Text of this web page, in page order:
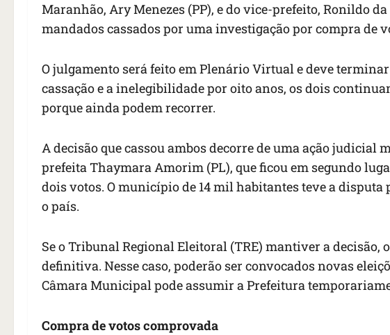
Maranhão, Ary Menezes (PP), e do vice-prefeito, Ronildo
mandados cassados por uma investigação por compra de
O julgamento será feito em Plenário Virtual e deve
cassação e a inelegibilidade por oito anos, os dois
porque ainda podem recorrer.
A decisão que cassou ambos decorre de uma ação judicial
prefeita Thaymara Amorim (PL), que ficou em segundo
dois votos. O município de 14 mil habitantes teve a
o país.
Se o Tribunal Regional Eleitoral (TRE) mantiver a decisão,
definitiva. Nesse caso, poderão ser convocados novas
Câmara Municipal pode assumir a Prefeitura
Compra de votos comprovada